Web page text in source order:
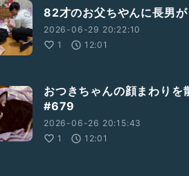
82才のお父ちやんに長男
2026-06-29 20:22:10
1
12:01
おつきちゃんの顔まわりを
#679
2026-06-26 20:15:43
1
12:01